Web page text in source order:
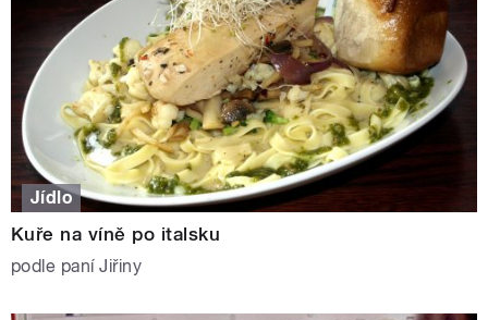
Jídlo
Kuře na víně po italsku
podle paní Jiřiny